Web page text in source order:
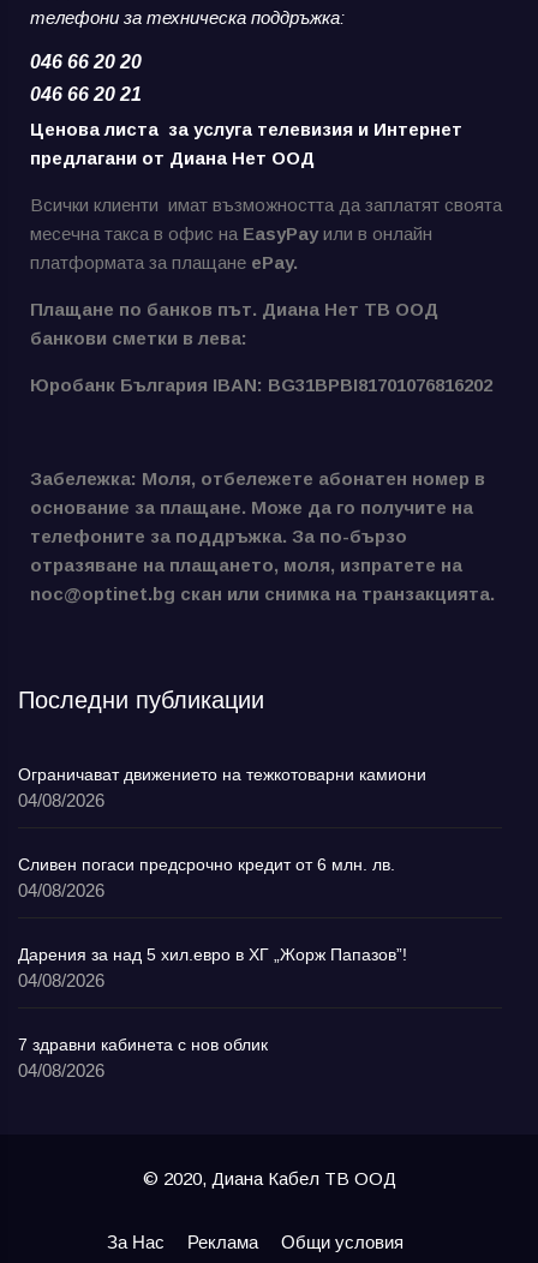
телефони за техническа поддръжка:
046 66 20 20
046 66 20 21
Ценова листа за услуга телевизия и Интернет
предлагани от Диана Нет ООД
Всички клиенти имат възможността да заплатят своята
месечна такса в офис на EasyPayили в онлайн
платформата за плащане ePay.
Плащане по банков път. Диана Нет ТВ ООД
банкови сметки в лева:
Юробанк България IBAN: BG31BPBI81701076816202
Забележка: Моля, отбележете абонатен номер в
основание за плащане. Може да го получите на
телефоните за поддръжка. За по-бързо
отразяване на плащането, моля, изпратете на
noc@optinet.bg скан или снимка на транзакцията.
Последни публикации
Ограничават движението на тежкотоварни камиони
04/08/2026
Сливен погаси предсрочно кредит от 6 млн. лв.
04/08/2026
Дарения за над 5 хил.евро в ХГ „Жорж Папазов”!
04/08/2026
7 здравни кабинета с нов облик
04/08/2026
© 2020, Диана Кабел ТВ ООД
За Нас Реклама Общи условия